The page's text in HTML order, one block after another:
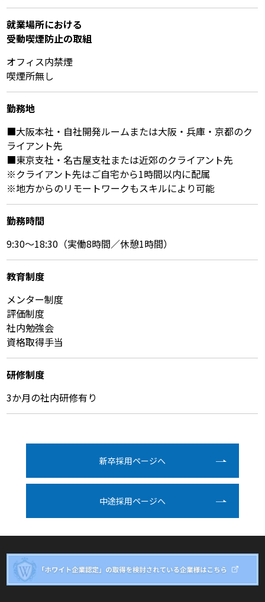
就業場所における
受動喫煙防⽌の取組
オフィス内禁煙
喫煙所無し
勤務地
■大阪本社・自社開発ルームまたは大阪・兵庫・京都のク
ライアント先
■東京支社・名古屋支社または近郊のクライアント先
※クライアント先はご自宅から1時間以内に配属
※地方からのリモートワークもスキルにより可能
勤務時間
9:30～18:30（実働8時間／休憩1時間）
教育制度
メンター制度
評価制度
社内勉強会
資格取得手当
研修制度
3か月の社内研修有り
新卒採⽤ページへ
中途採⽤ページへ